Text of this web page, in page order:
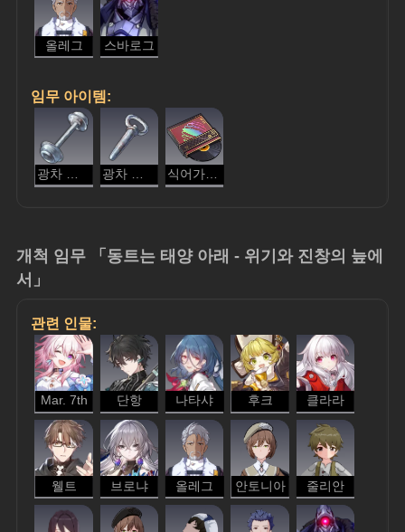
올레그 스바로그
임무 아이템:
광차 바퀴 광차 고정핀 식어가는 태양
개척 임무 「동트는 태양 아래 - 위기와 진창의 늪에
서」
관련 인물:
Mar. 7th 단항 나타샤 후크 클라라
웰트 브로냐 올레그 안토니아 줄리안